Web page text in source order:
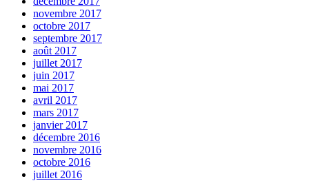
novembre 2017
octobre 2017
septembre 2017
août 2017
juillet 2017
juin 2017
mai 2017
avril 2017
mars 2017
janvier 2017
décembre 2016
novembre 2016
octobre 2016
juillet 2016